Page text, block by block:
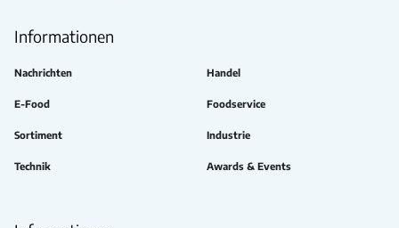
Informationen
Nachrichten Handel
E-Food Foodservice
Sortiment Industrie
Technik Awards & Events